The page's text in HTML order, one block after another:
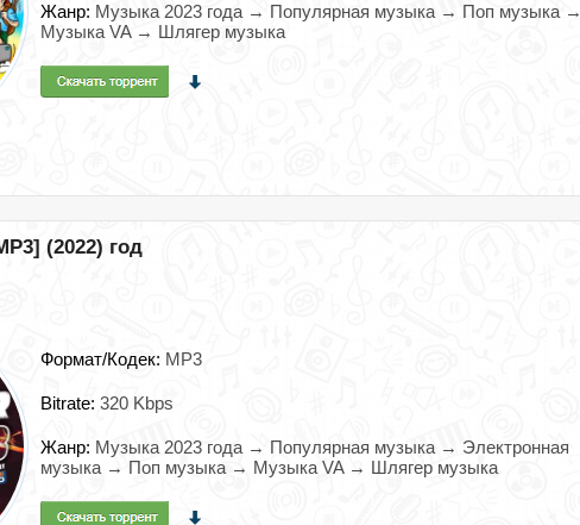
Жанр: Музыка 2023 года → Популярная музыка → Поп музыка →
Музыка VA → Шлягер музыка
(2022) год
Формат/Кодек: MP3
Bitrate: 320 Kbps
Жанр: Музыка 2023 года → Популярная музыка → Электронная
музыка → Поп музыка → Музыка VA → Шлягер музыка